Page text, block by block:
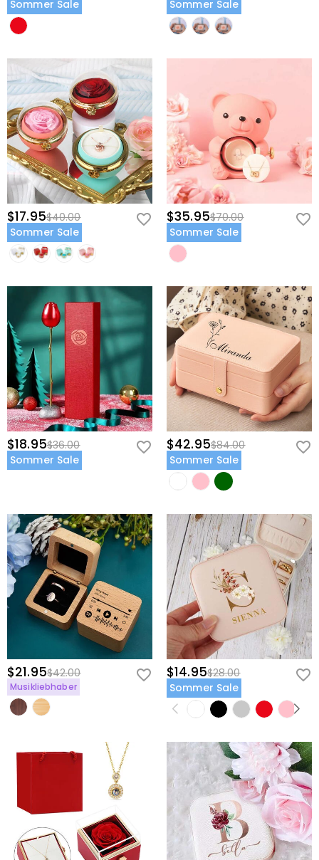
Sommer Sale Sommer Sale
$17.95$40.00
Sommer Sale
$35.95$70.00
Sommer Sale
$18.95$36.00
Sommer Sale
$42.95$84.00
Sommer Sale
$21.95$42.00
Musikliebhaber
$14.95$28.00
Sommer Sale